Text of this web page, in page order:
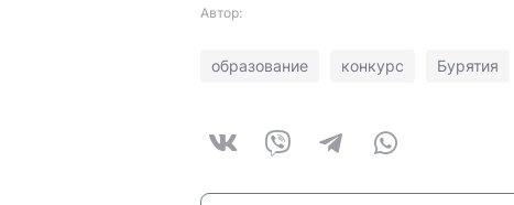
Автор:
образование конкурс Бурятия